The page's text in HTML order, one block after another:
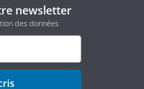
newsletter
des données